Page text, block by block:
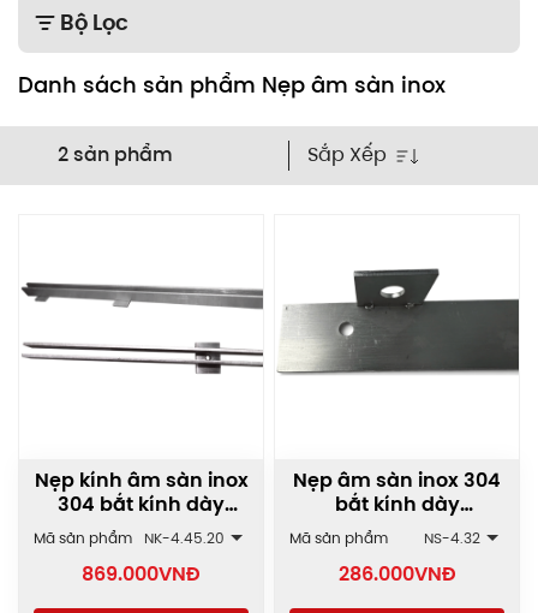
Bộ Lọc
Danh sách sản phẩm Nẹp âm sàn inox
2 sản phẩm Sắp Xếp
Nẹp kính âm sàn inox
304 bắt kính dày
10/12mm NK
Mã sản phẩm NK-4.45.20
869.000VNĐ
Nẹp âm sàn inox 304
bắt kính dày
10/12mm NS
Mã sản phẩm NS-4.32
286.000VNĐ